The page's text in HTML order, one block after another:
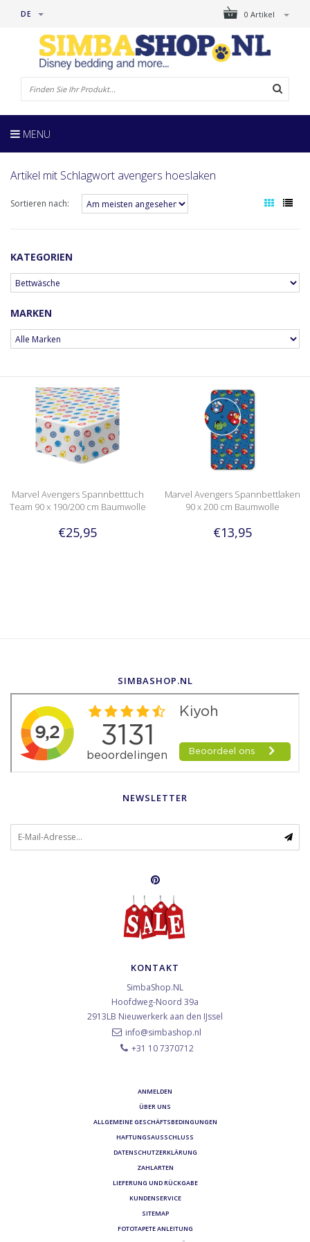
0 Artikel
DE
MENU
Artikel mit Schlagwort avengers hoeslaken
Sortieren nach:
KATEGORIEN
MARKEN
Marvel Avengers Spannbetttuch
Team 90 x 190/200 cm Baumwolle
€25,95
Marvel Avengers Spannbettlaken
90 x 200 cm Baumwolle
€13,95
SIMBASHOP.NL
NEWSLETTER
KONTAKT
SimbaShop.NL
Hoofdweg-Noord 39a
2913LB Nieuwerkerk aan den IJssel
info@simbashop.nl
+31 10 7370712
ANMELDEN
ÜBER UNS
ALLGEMEINE GESCHÄFTSBEDINGUNGEN
HAFTUNGSAUSSCHLUSS
DATENSCHUTZERKLÄRUNG
ZAHLARTEN
LIEFERUNG UND RÜCKGABE
KUNDENSERVICE
SITEMAP
FOTOTAPETE ANLEITUNG